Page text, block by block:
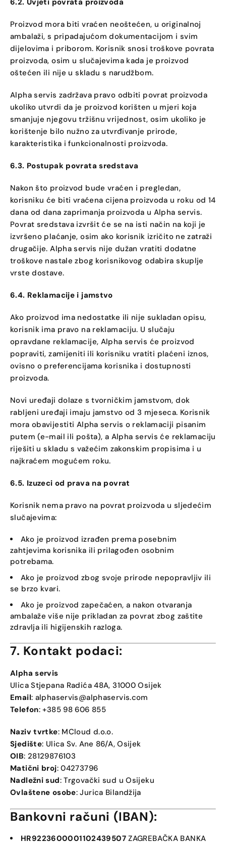
6.2. Uvjeti povrata proizvoda
Proizvod mora biti vraćen neoštećen, u originalnoj
ambalaži, s pripadajućom dokumentacijom i svim
dijelovima i priborom. Korisnik snosi troškove povrata
proizvoda, osim u slučajevima kada je proizvod
oštećen ili nije u skladu s narudžbom.
Alpha servis zadržava pravo odbiti povrat proizvoda
ukoliko utvrdi da je proizvod korišten u mjeri koja
smanjuje njegovu tržišnu vrijednost, osim ukoliko je
korištenje bilo nužno za utvrđivanje prirode,
karakteristika i funkcionalnosti proizvoda.
6.3. Postupak povrata sredstava
Nakon što proizvod bude vraćen i pregledan,
korisniku će biti vraćena cijena proizvoda u roku od 14
dana od dana zaprimanja proizvoda u Alpha servis.
Povrat sredstava izvršit će se na isti način na koji je
izvršeno plaćanje, osim ako korisnik izričito ne zatraži
drugačije. Alpha servis nije dužan vratiti dodatne
troškove nastale zbog korisnikovog odabira skuplje
vrste dostave.
6.4. Reklamacije i jamstvo
Ako proizvod ima nedostatke ili nije sukladan opisu,
korisnik ima pravo na reklamaciju. U slučaju
opravdane reklamacije, Alpha servis će proizvod
popraviti, zamijeniti ili korisniku vratiti plaćeni iznos,
ovisno o preferencijama korisnika i dostupnosti
proizvoda.
Novi uređaji dolaze s tvorničkim jamstvom, dok
rabljeni uređaji imaju jamstvo od 3 mjeseca. Korisnik
mora obavijestiti Alpha servis o reklamaciji pisanim
putem (e-mail ili pošta), a Alpha servis će reklamaciju
riješiti u skladu s važećim zakonskim propisima i u
najkraćem mogućem roku.
6.5. Izuzeci od prava na povrat
Korisnik nema pravo na povrat proizvoda u sljedećim
slučajevima:
Ako je proizvod izrađen prema posebnim
zahtjevima korisnika ili prilagođen osobnim
potrebama.
Ako je proizvod zbog svoje prirode nepopravljiv ili
se brzo kvari.
Ako je proizvod zapečaćen, a nakon otvaranja
ambalaže više nije prikladan za povrat zbog zaštite
zdravlja ili higijenskih razloga.
7. Kontakt podaci:
Alpha servis
Ulica Stjepana Radića 48A, 31000 Osijek
Email: alphaservis@alphaservis.com
Telefon: +385 98 606 855
Naziv tvrtke: MCloud d.o.o.
Sjedište: Ulica Sv. Ane 86/A, Osijek
OIB: 28129876103
Matični broj: 04273796
Nadležni sud: Trgovački sud u Osijeku
Ovlaštene osobe: Jurica Bilandžija
Bankovni računi (IBAN):
HR9223600001102439507ZAGREBAČKA BANKA